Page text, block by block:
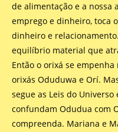
de alimentação e a nossa
emprego e dinheiro, toca
dinheiro e
equilíbrio material que
Então o orixá se
orixás Oduduwa e Orí.
segue as Leis do
confundam Odudua com
compreenda. Mariana e